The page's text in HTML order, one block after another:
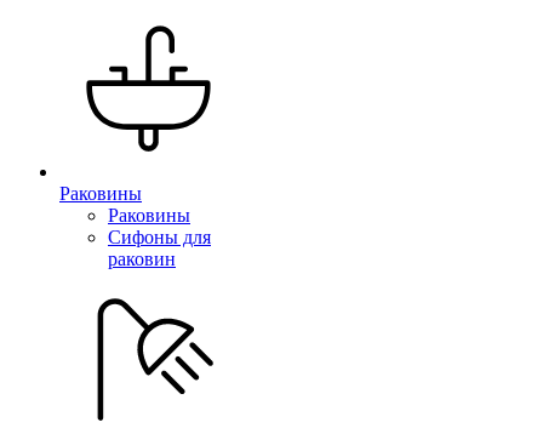
Раковины
Раковины
Сифоны для
раковин